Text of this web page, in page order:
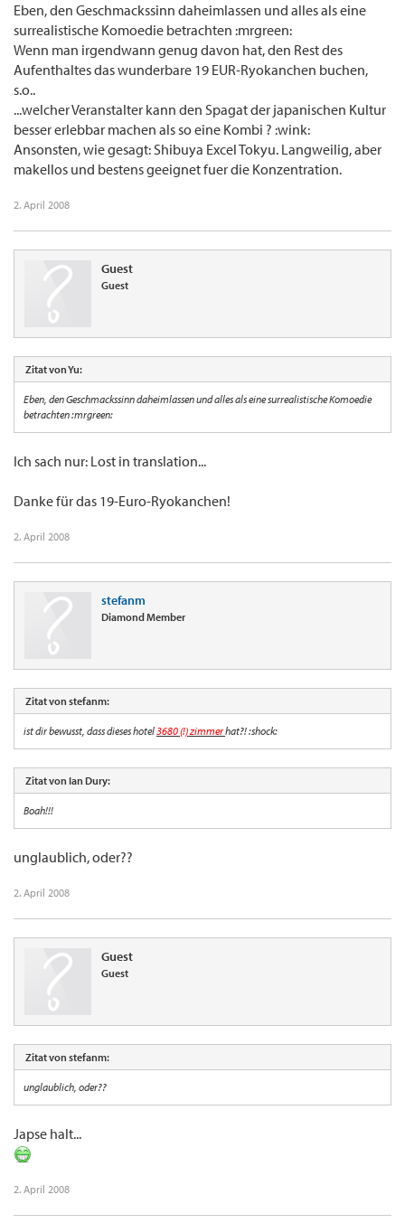
Eben, den Geschmackssinn daheimlassen und alles als eine
surrealistische Komoedie betrachten :mrgreen:
Wenn man irgendwann genug davon hat, den Rest des
Aufenthaltes das wunderbare 19 EUR-Ryokanchen buchen,
s.o..
...welcher Veranstalter kann den Spagat der japanischen Kultur
besser erlebbar machen als so eine Kombi ? :wink:
Ansonsten, wie gesagt: Shibuya Excel Tokyu. Langweilig, aber
makellos und bestens geeignet fuer die Konzentration.
2. April 2008
Guest
Guest
Zitat von Yu:
Eben, den Geschmackssinn daheimlassen und alles als eine surrealistische Komoedie
betrachten :mrgreen:
Ich sach nur: Lost in translation...
Danke für das 19-Euro-Ryokanchen!
2. April 2008
stefanm
Diamond Member
Zitat von stefanm:
ist dir bewusst, dass dieses hotel3680 (!) zimmerhat?! :shock:
Zitat von Ian Dury:
Boah!!!
unglaublich, oder??
2. April 2008
Guest
Guest
Zitat von stefanm:
unglaublich, oder??
Japse halt...
2. April 2008